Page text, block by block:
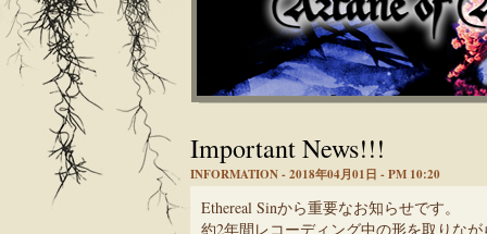
Important News!!!
INFORMATION - 2018年04月01日 - PM 10:20
Ethereal Sinから重要なお知らせです。
約2年間レコーディング中の形を取りな